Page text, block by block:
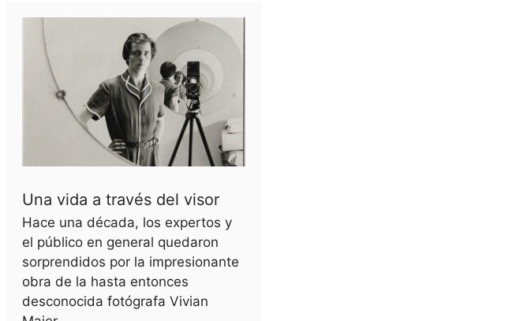
Una vida a través del visor
Hace una década, los expertos y
el público en general quedaron
sorprendidos por la impresionante
obra de la hasta entonces
desconocida fotógrafa Vivian